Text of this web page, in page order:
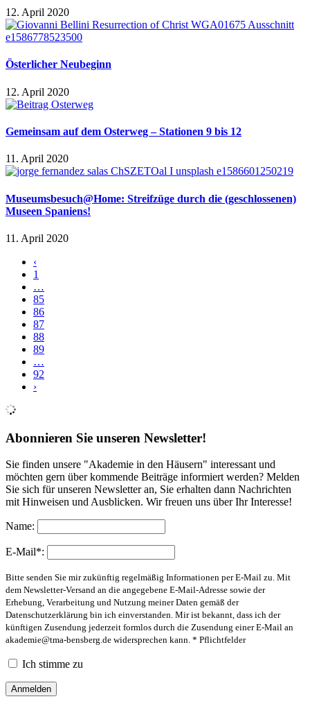
12. April 2020
Österlicher Neubeginn
12. April 2020
Gemeinsam auf dem Osterweg – Stationen 9 bis 12
11. April 2020
Museumsbesuch@Home: Streifzüge durch die (geschlossenen)
Museen Spaniens!
11. April 2020
‹
1
…
85
86
87
88
89
…
92
›
Abonnieren Sie unseren Newsletter!
Sie finden unsere "Akademie in den Häusern" interessant und
möchten gern über kommende Beiträge informiert werden? Melden
Sie sich für unseren Newsletter an, Sie erhalten dann Nachrichten
mit Hinweisen und Ausblicken. Wir freuen uns über Ihr Interesse!
Name:
E-Mail*:
Bitte senden Sie mir zukünftig regelmäßig Informationen per E-Mail zu. Mit
dem Newsletter-Versand an die angegebene E-Mail-Adresse sowie der
Erhebung, Verarbeitung und Nutzung meiner Daten gemäß der
Datenschutzerklärung bin ich einverstanden. Mir ist bekannt, dass ich der
künftigen Zusendung jederzeit formlos durch die Zusendung einer E-Mail an
akademie@tma-bensberg.de widersprechen kann. * Pflichtfelder
Ich stimme zu